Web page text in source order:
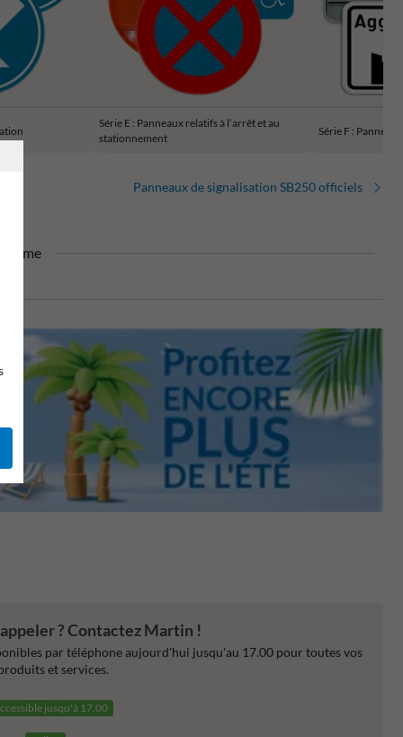
Série E : Panneaux relatifs à l’arrêt et au
stationnement
Série F :
Panneaux de signalisation SB250 officiels
? Contactez Martin !
par téléphone aujourd'hui jusqu'au 17.00 pour toutes vos
et services.
jusqu'à 17.00